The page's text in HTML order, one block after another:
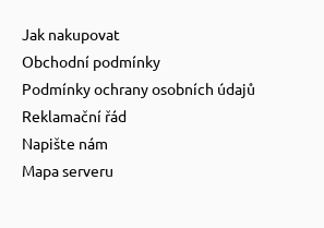
Jak nakupovat
Obchodní podmínky
Podmínky ochrany osobních údajů
Reklamační řád
Napište nám
Mapa serveru